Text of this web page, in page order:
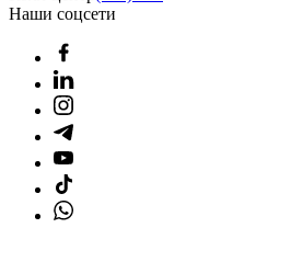
Наши соцсети